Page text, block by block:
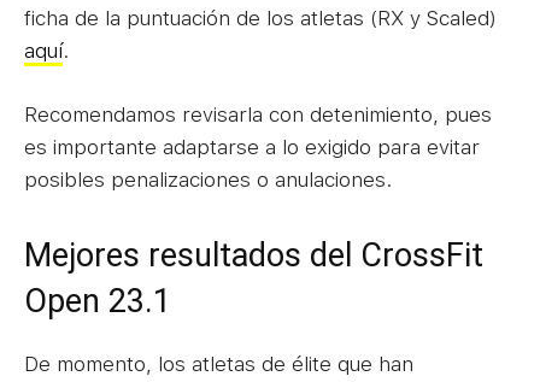
ficha de la puntuación de los atletas (RX y Scaled)
aquí.
Recomendamos revisarla con detenimiento, pues
es importante adaptarse a lo exigido para evitar
posibles penalizaciones o anulaciones.
Mejores resultados del CrossFit
Open 23.1
De momento, los atletas de élite que han